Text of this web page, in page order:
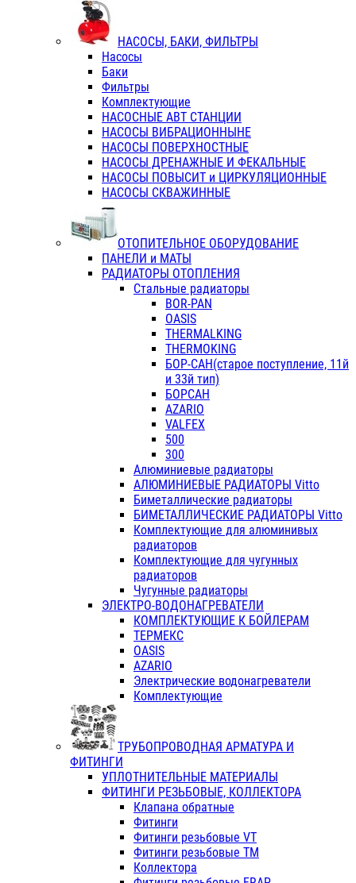
НАСОСЫ, БАКИ, ФИЛЬТРЫ
Насосы
Баки
Фильтры
Комплектующие
НАСОСНЫЕ АВТ СТАНЦИИ
НАСОСЫ ВИБРАЦИОННЫНЕ
НАСОСЫ ПОВЕРХНОСТНЫЕ
НАСОСЫ ДРЕНАЖНЫЕ И ФЕКАЛЬНЫЕ
НАСОСЫ ПОВЫСИТ и ЦИРКУЛЯЦИОННЫЕ
НАСОСЫ СКВАЖИННЫЕ
ОТОПИТЕЛЬНОЕ ОБОРУДОВАНИЕ
ПАНЕЛИ и МАТЫ
РАДИАТОРЫ ОТОПЛЕНИЯ
Стальные радиаторы
BOR-PAN
OASIS
THERMALKING
THERMOKING
БОР-САН(старое поступление, 11й
и 33й тип)
БОРСАН
AZARIO
VALFEX
500
300
Алюминиевые радиаторы
АЛЮМИНИЕВЫЕ РАДИАТОРЫ Vitto
Биметаллические радиаторы
БИМЕТАЛЛИЧЕСКИЕ РАДИАТОРЫ Vitto
Комплектующие для алюминивых
радиаторов
Комплектующие для чугунных
радиаторов
Чугунные радиаторы
ЭЛЕКТРО-ВОДОНАГРЕВАТЕЛИ
КОМПЛЕКТУЮЩИЕ К БОЙЛЕРАМ
ТЕРМЕКС
OASIS
AZARIO
Электрические водонагреватели
Комплектующие
ТРУБОПРОВОДНАЯ АРМАТУРА И
ФИТИНГИ
УПЛОТНИТЕЛЬНЫЕ МАТЕРИАЛЫ
ФИТИНГИ РЕЗЬБОВЫЕ, КОЛЛЕКТОРА
Клапана обратные
Фитинги
Фитинги резьбовые VT
Фитинги резьбовые ТМ
Коллектора